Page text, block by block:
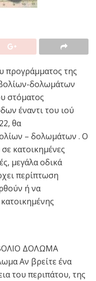
προγράμματος της
δολωμάτων
στόματος
έναντι του ιού
θα
– δολωμάτων . Ο
κατοικημένες
μεγάλα οδικά
περίπτωση
ή να
ΔΟΛΩΜΑ
Αν βρείτε ένα
του περιπάτου, της